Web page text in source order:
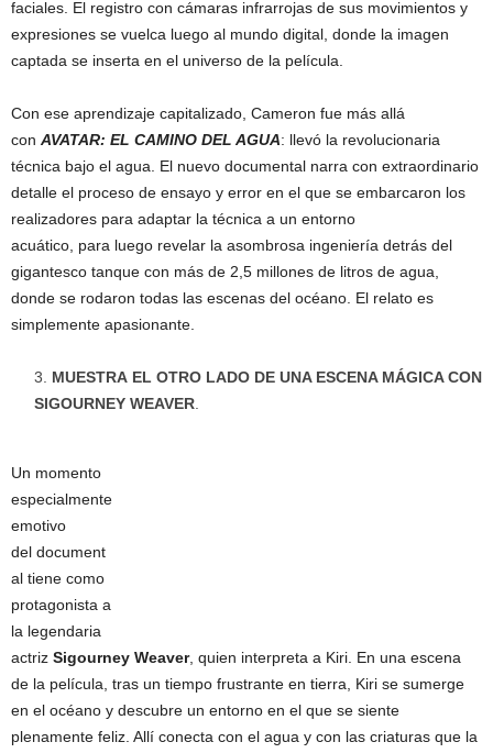
faciales. El registro con cámaras infrarrojas de sus movimientos y
expresiones se vuelca luego al mundo digital, donde la imagen
captada se inserta en el universo de la película.
Con ese aprendizaje capitalizado, Cameron fue más allá
con AVATAR: EL CAMINO DEL AGUA: llevó la revolucionaria
técnica bajo el agua. El nuevo documental narra con extraordinario
detalle el proceso de ensayo y error en el que se embarcaron los
realizadores para adaptar la técnica a un entorno
acuático, para luego revelar la asombrosa ingeniería detrás del
gigantesco tanque con más de 2,5 millones de litros de agua,
donde se rodaron todas las escenas del océano. El relato es
simplemente apasionante.
MUESTRA EL OTRO LADO DE UNA ESCENA MÁGICA CON
SIGOURNEY WEAVER
Un momento
especialmente
emotivo
del document
al tiene como
protagonista a
la legendaria
actriz Sigourney Weaver, quien interpreta a Kiri. En una escena
de la película, tras un tiempo frustrante en tierra, Kiri se sumerge
en el océano y descubre un entorno en el que se siente
plenamente feliz. Allí conecta con el agua y con las criaturas que la